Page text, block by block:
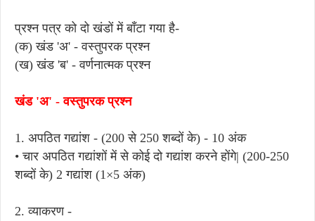
प्रश्न पत्र को दो खंडों में बाँटा गया है-
(क) खंड 'अ' - वस्तुपरक प्रश्न
(ख) खंड 'ब' - वर्णनात्मक प्रश्न
खंड 'अ' - वस्तुपरक प्रश्न
1. अपठित गद्यांश - (200 से 250 शब्दों के) - 10 अंक
• चार अपठित गद्यांशों में से कोई दो गद्यांश करने होंगे| (200-250
शब्दों के) 2 गद्यांश (1×5 अंक)
2. व्याकरण -